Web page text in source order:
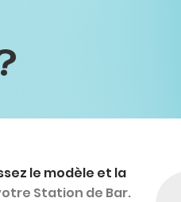
le modèle et la
Station de Bar.